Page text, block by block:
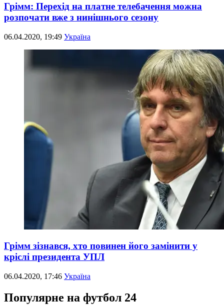
Грімм: Перехід на платне телебачення можна
розпочати вже з нинішнього сезону
06.04.2020, 19:49 Україна
Грімм зізнався, хто повинен його замінити у
кріслі президента УПЛ
06.04.2020, 17:46 Україна
Популярне на футбол 24